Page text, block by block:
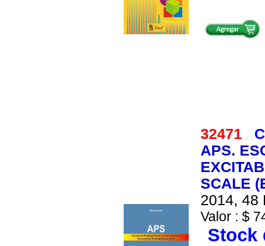
32471
APS.
SCALE
2014, 48
Valor : $
Stock